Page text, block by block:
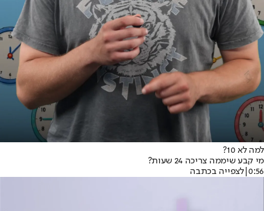
למה לא 10?
מי קבע שיממה צריכה 24 שעות?
0:56
|לצפייה בכתבה